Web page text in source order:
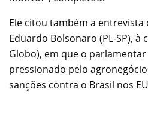
Ele citou também a
Eduardo Bolsonaro (PL-SP), à
Globo), em que o
pressionado pelo
sanções contra o Brasil nos